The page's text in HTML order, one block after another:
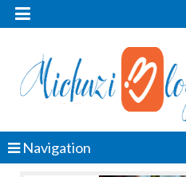

Navigation